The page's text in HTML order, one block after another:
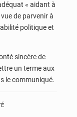
« aidant à
de parvenir à
politique et
sincère de
un terme aux
le communiqué.